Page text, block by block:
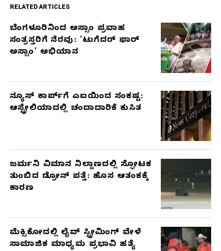
RELATED ARTICLES
RELATED
ARTICLES
ಬೆಂಗಳೂರಿನಿಂದ ಅಸ್ಸಾಂ ಪ್ರವಾಹ
ಸಂತ್ರಸ್ತರಿಗೆ ನೆರವು: ‘ಟುಗೆದರ್ ಫಾರ್
ಅಸ್ಸಾಂ’ ಅಭಿಯಾನ
ನ್ಯೂಸ್ ಕಾರ್ಪ್‌ಗೆ ಎಐಯಿಂದ ಸಂಕಷ್ಟ:
ಆಸ್ಟ್ರೇಲಿಯಾದಲ್ಲಿ ಚಂದಾದಾರಿಕೆ ಕುಸಿತ
ಜರ್ಮನಿ ವಿಮಾನ ನಿಲ್ದಾಣದಲ್ಲಿ ಸ್ಫೋಟಕ
ತುಂಬಿದ ಡ್ರೋನ್ ಪತ್ತೆ: ಹೊಸ ಆತಂಕಕ್ಕೆ
ಕಾರಣ
ಮೆಕ್ಸಿಕೋದಲ್ಲಿ ಲೈವ್ ಸ್ಟ್ರೀಮಿಂಗ್ ವೇಳೆ
ಸಾಮಾಜಿಕ ಮಾಧ್ಯಮ ಪ್ರಭಾವಿ ಹತ್ಯೆ